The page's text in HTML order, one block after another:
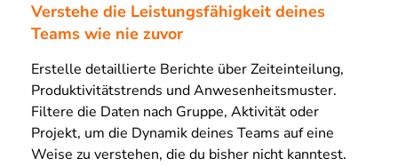
Verstehe die Leistungsfähigkeit deines
Teams wie nie zuvor
Erstelle detaillierte Berichte über Zeiteinteilung,
Produktivitätstrends und Anwesenheitsmuster.
Filtere die Daten nach Gruppe, Aktivität oder
Projekt, um die Dynamik deines Teams auf eine
Weise zu verstehen, die du bisher nicht kanntest.